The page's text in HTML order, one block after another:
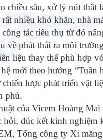
chiều sâu, xử lý nút thắt
nhiều khó khăn, nhà
tác tiêu thụ từ đó
về phát thải ra môi
liệu thay thế phù hợp
mới theo hướng “Tuần
lược phát triển vật
phủ.
của Vicem Hoàng Mai
đúc kết kinh nghiệm
Tổng công ty Xi